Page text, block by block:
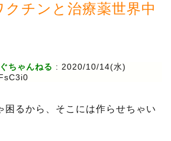
チンと治療薬世界中
ちゃんねる : 2020/10/14(水)
困るから、そこには作らせちゃい